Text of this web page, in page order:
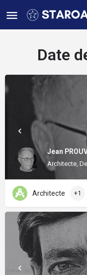
Date
Jean
Architecte,
Architecte +1